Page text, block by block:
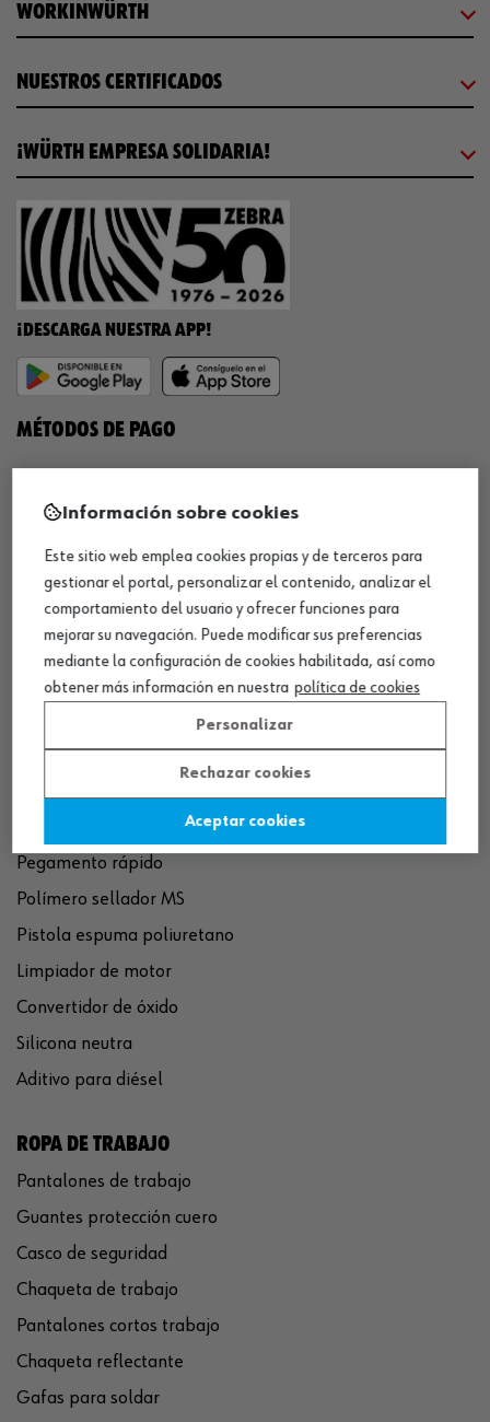
WORKINWÜRTH
NUESTROS CERTIFICADOS
¡WÜRTH EMPRESA SOLIDARIA!
¡DESCARGA NUESTRA APP!
MÉTODOS DE PAGO
¡SÍGUENOS!
QUÍMICOS
Pegamento rápido
Polímero sellador MS
Pistola espuma poliuretano
Limpiador de motor
Convertidor de óxido
Silicona neutra
Aditivo para diésel
ROPA DE TRABAJO
Pantalones de trabajo
Guantes protección cuero
Casco de seguridad
Chaqueta de trabajo
Pantalones cortos trabajo
Chaqueta reflectante
Gafas para soldar
Información sobre cookies
Este sitio web emplea cookies propias y de terceros para
gestionar el portal, personalizar el contenido, analizar el
comportamiento del usuario y ofrecer funciones para
mejorar su navegación. Puede modificar sus preferencias
mediante la configuración de cookies habilitada, así como
obtener más información en nuestra política de cookies
Personalizar
Rechazar cookies
Aceptar cookies